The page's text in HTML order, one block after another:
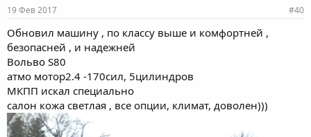
19 Фев 2017 #40
Обновил машину , по классу выше и комфортней ,
безопасней , и надежней
Вольво S80
атмо мотор2.4 -170сил, 5цилиндров
МКПП искал специально
салон кожа светлая , все опции, климат, доволен)))